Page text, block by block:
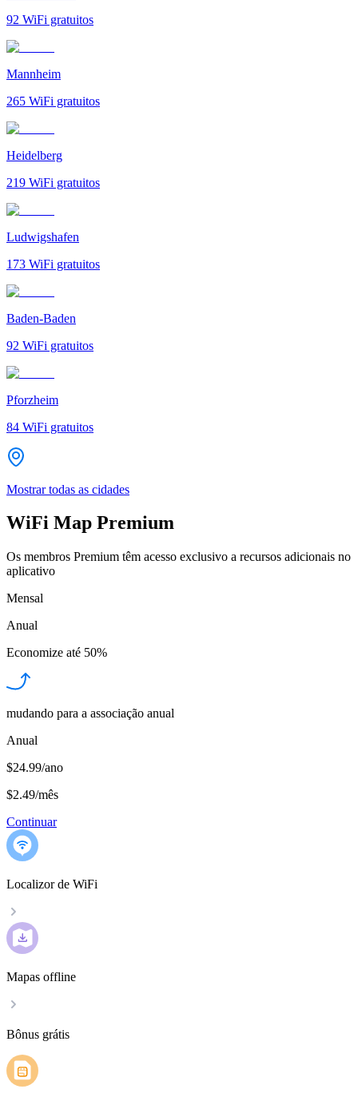
92 WiFi gratuitos
Mannheim
265 WiFi gratuitos
Heidelberg
219 WiFi gratuitos
Ludwigshafen
173 WiFi gratuitos
Baden-Baden
92 WiFi gratuitos
Pforzheim
84 WiFi gratuitos
Mostrar todas as cidades
WiFi Map Premium
Os membros Premium têm acesso exclusivo a recursos adicionais no
aplicativo
Mensal
Anual
Economize até 50%
mudando para a associação anual
Anual
$24.99/ano
$2.49/mês
Continuar
Localizor de WiFi
Mapas offline
Bônus grátis